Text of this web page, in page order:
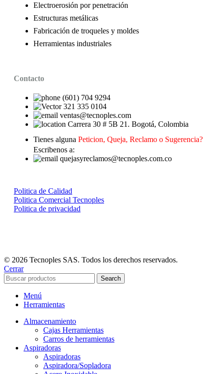
Electroerosión por penetración
Estructuras metálicas
Fabricación de troqueles y moldes
Herramientas industriales
Contacto
(601) 704 9294
321 335 0104
ventas@tecnoples.com
Carrera 30 # 5B 21. Bogotá, Colombia
Tienes alguna Peticion, Queja, Reclamo o Sugerencia?
Escribenos a:
quejasyreclamos@tecnoples.com.co
Politica de Calidad
Politica Comercial Tecnoples
Politica de privacidad
© 2026 Tecnoples SAS. Todos los derechos reservados.
Cerrar
Search
Menú
Herramientas
Almacenamiento
Cajas Herramientas
Carros de herramientas
Aspiradoras
Aspiradoras
Aspiradora/Sopladora